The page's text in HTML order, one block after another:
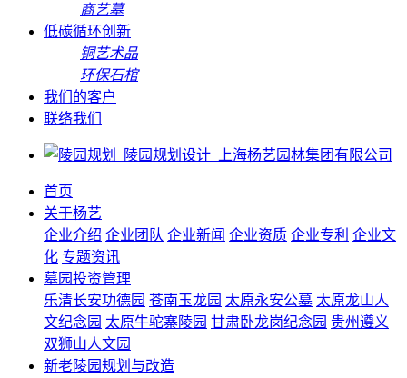
商艺墓
低碳循环创新
铜艺术品
环保石棺
我们的客户
联络我们
首页
关于杨艺
企业介绍 企业团队 企业新闻 企业资质 企业专利 企业文
化 专题资讯
墓园投资管理
乐清长安功德园 苍南玉龙园 太原永安公墓 太原龙山人
文纪念园 太原牛驼寨陵园 甘肃卧龙岗纪念园 贵州遵义
双狮山人文园
新老陵园规划与改造